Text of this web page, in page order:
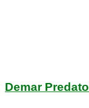
Demar